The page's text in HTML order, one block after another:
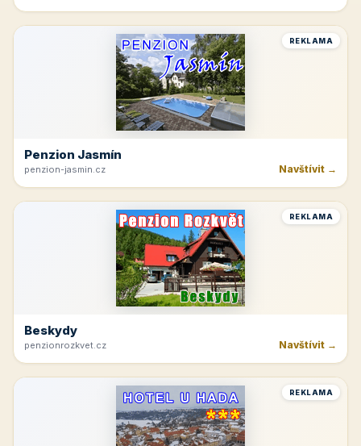
REKLAMA
Penzion Jasmín
penzion-jasmin.cz Navštívit →
REKLAMA
Beskydy
penzionrozkvet.cz Navštívit →
REKLAMA